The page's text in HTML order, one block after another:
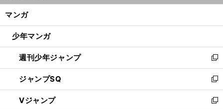
ン
ウ
開
く
マンガ
少年マンガ
週刊少年ジャンプ
新
し
い
ウ
ィ
ジャンプSQ
新
し
い
Vジャンプ
新